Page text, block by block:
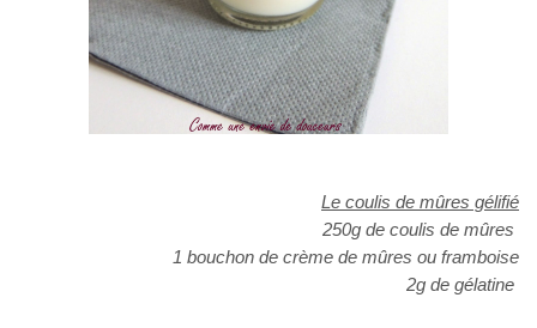
Le coulis de mûres gélifié
250g de coulis de mûres
1 bouchon de crème de mûres ou framboise
2g de gélatine